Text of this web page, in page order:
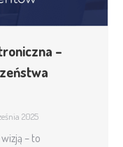
–
2025
– to